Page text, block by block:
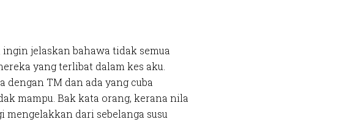
jelaskan bahawa tidak semua
yang terlibat dalam kes aku.
dengan TM dan ada yang cuba
mampu. Bak kata orang, kerana nila
mengelakkan dari sebelanga susu